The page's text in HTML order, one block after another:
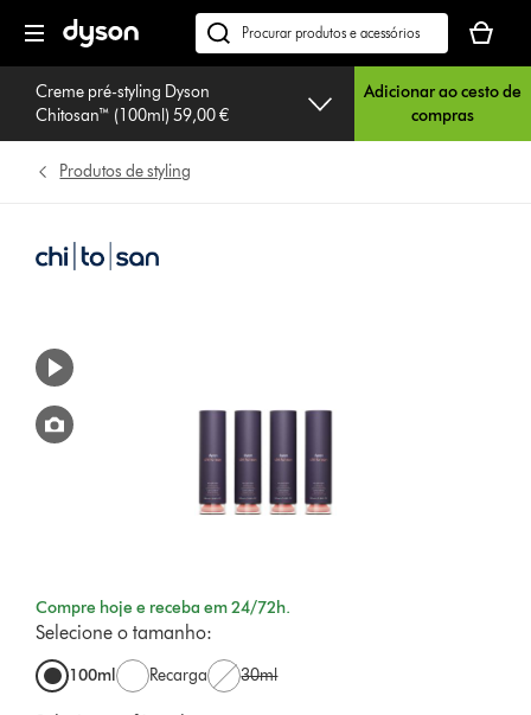
seguinte
Pesquisar
em
dyson.pt
seu
cesto
de
compras
está
Creme pré-styling Dyson
Chitosan™ (100ml) 59,00 €
Adicionar ao cesto de
compras
Produtos de styling
Compre hoje e receba em 24/72h.
Selecione o tamanho:
100ml Recarga 30ml